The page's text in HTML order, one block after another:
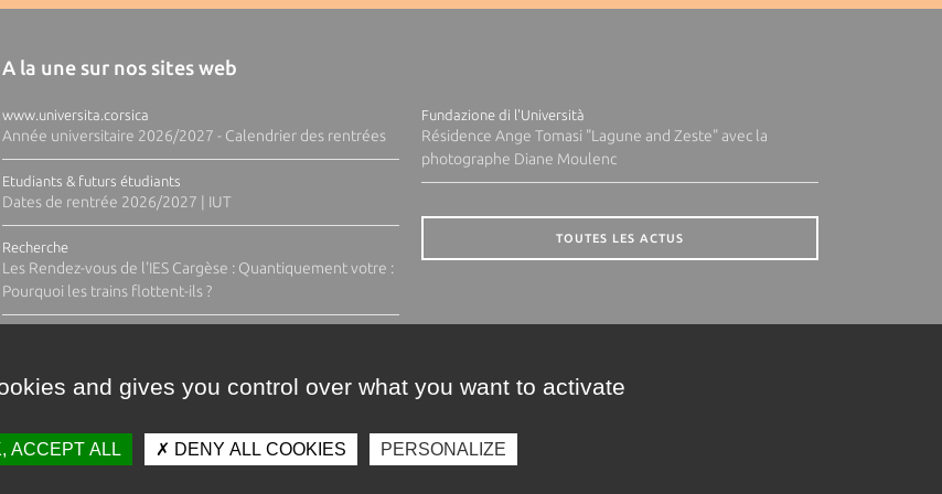
A la une sur nos sites web
www.universita.corsica
Année universitaire 2026/2027 - Calendrier des rentrées
Etudiants & futurs étudiants
Dates de rentrée 2026/2027 | IUT
Recherche
Les Rendez-vous de l'IES Cargèse : Quantiquement votre :
Pourquoi les trains flottent-ils ?
Fundazione di l'Università
Résidence Ange Tomasi "Lagune and Zeste" avec la
photographe Diane Moulenc
TOUTES LES ACTUS
and gives you control over what you want to activate
ACCEPT ALL DENY ALL COOKIES PERSONALIZE